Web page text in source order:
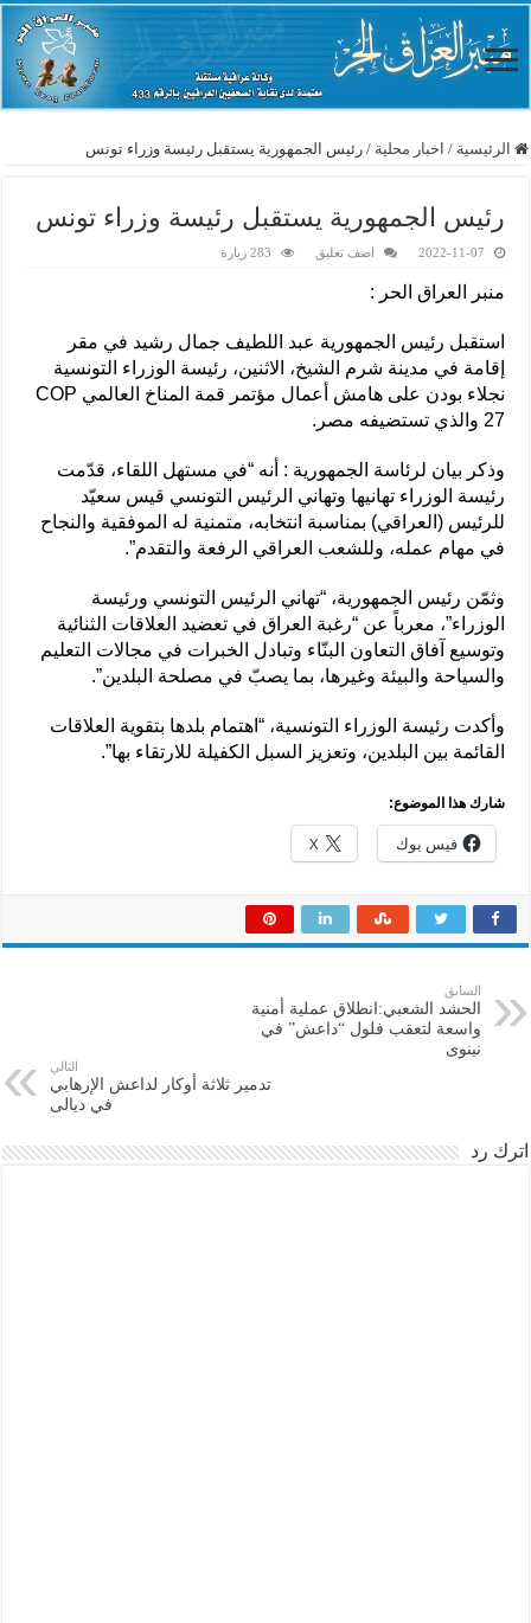
الرئيسية / اخبار محلية / رئيس الجمهورية يستقبل رئيسة وزراء تونس
رئيس الجمهورية يستقبل رئيسة وزراء تونس
2022-11-07 اضف تعليق 283 زيارة
منبر العراق الحر :
استقبل رئيس الجمهورية عبد اللطيف جمال رشيد في مقر
إقامة في مدينة شرم الشيخ، الاثنين، رئيسة الوزراء التونسية
نجلاء بودن على هامش أعمال مؤتمر قمة المناخ العالمي COP
27 والذي تستضيفه مصر.
وذكر بيان لرئاسة الجمهورية : أنه “في مستهل اللقاء، قدّمت
رئيسة الوزراء تهانيها وتهاني الرئيس التونسي قيس سعيّد
للرئيس (العراقي) بمناسبة انتخابه، متمنية له الموفقية والنجاح
في مهام عمله، وللشعب العراقي الرفعة والتقدم”.
وثمّن رئيس الجمهورية، “تهاني الرئيس التونسي ورئيسة
الوزراء”، معرباً عن “رغبة العراق في تعضيد العلاقات الثنائية
وتوسيع آفاق التعاون البنّاء وتبادل الخبرات في مجالات التعليم
والسياحة والبيئة وغيرها، بما يصبّ في مصلحة البلدين”.
وأكدت رئيسة الوزراء التونسية، “اهتمام بلدها بتقوية العلاقات
القائمة بين البلدين، وتعزيز السبل الكفيلة للارتقاء بها”.
شارك هذا الموضوع:
فيس بوك X
السابق
الحشد الشعبي:انطلاق عملية أمنية
واسعة لتعقب فلول “داعش” في
نينوى
التالي
تدمير ثلاثة أوكار لداعش الإرهابي
في ديالى
اترك رد